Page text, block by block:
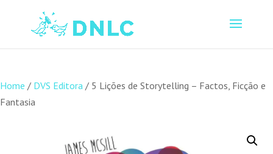
Home / DVS Editora / 5 Lições de Storytelling – Factos, Ficção e
Fantasia